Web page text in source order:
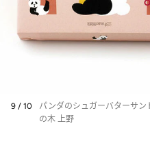
9 / 10
パンダのシュガーバターサン
の木 上野